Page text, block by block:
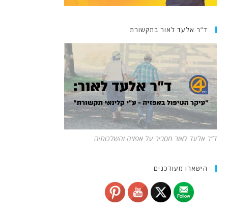
ד”ר אלעד לאור בתקשורת
ד”ר אלעד לאור מסביר על אפזיה והשלכותיה
הישארו מעודכנים